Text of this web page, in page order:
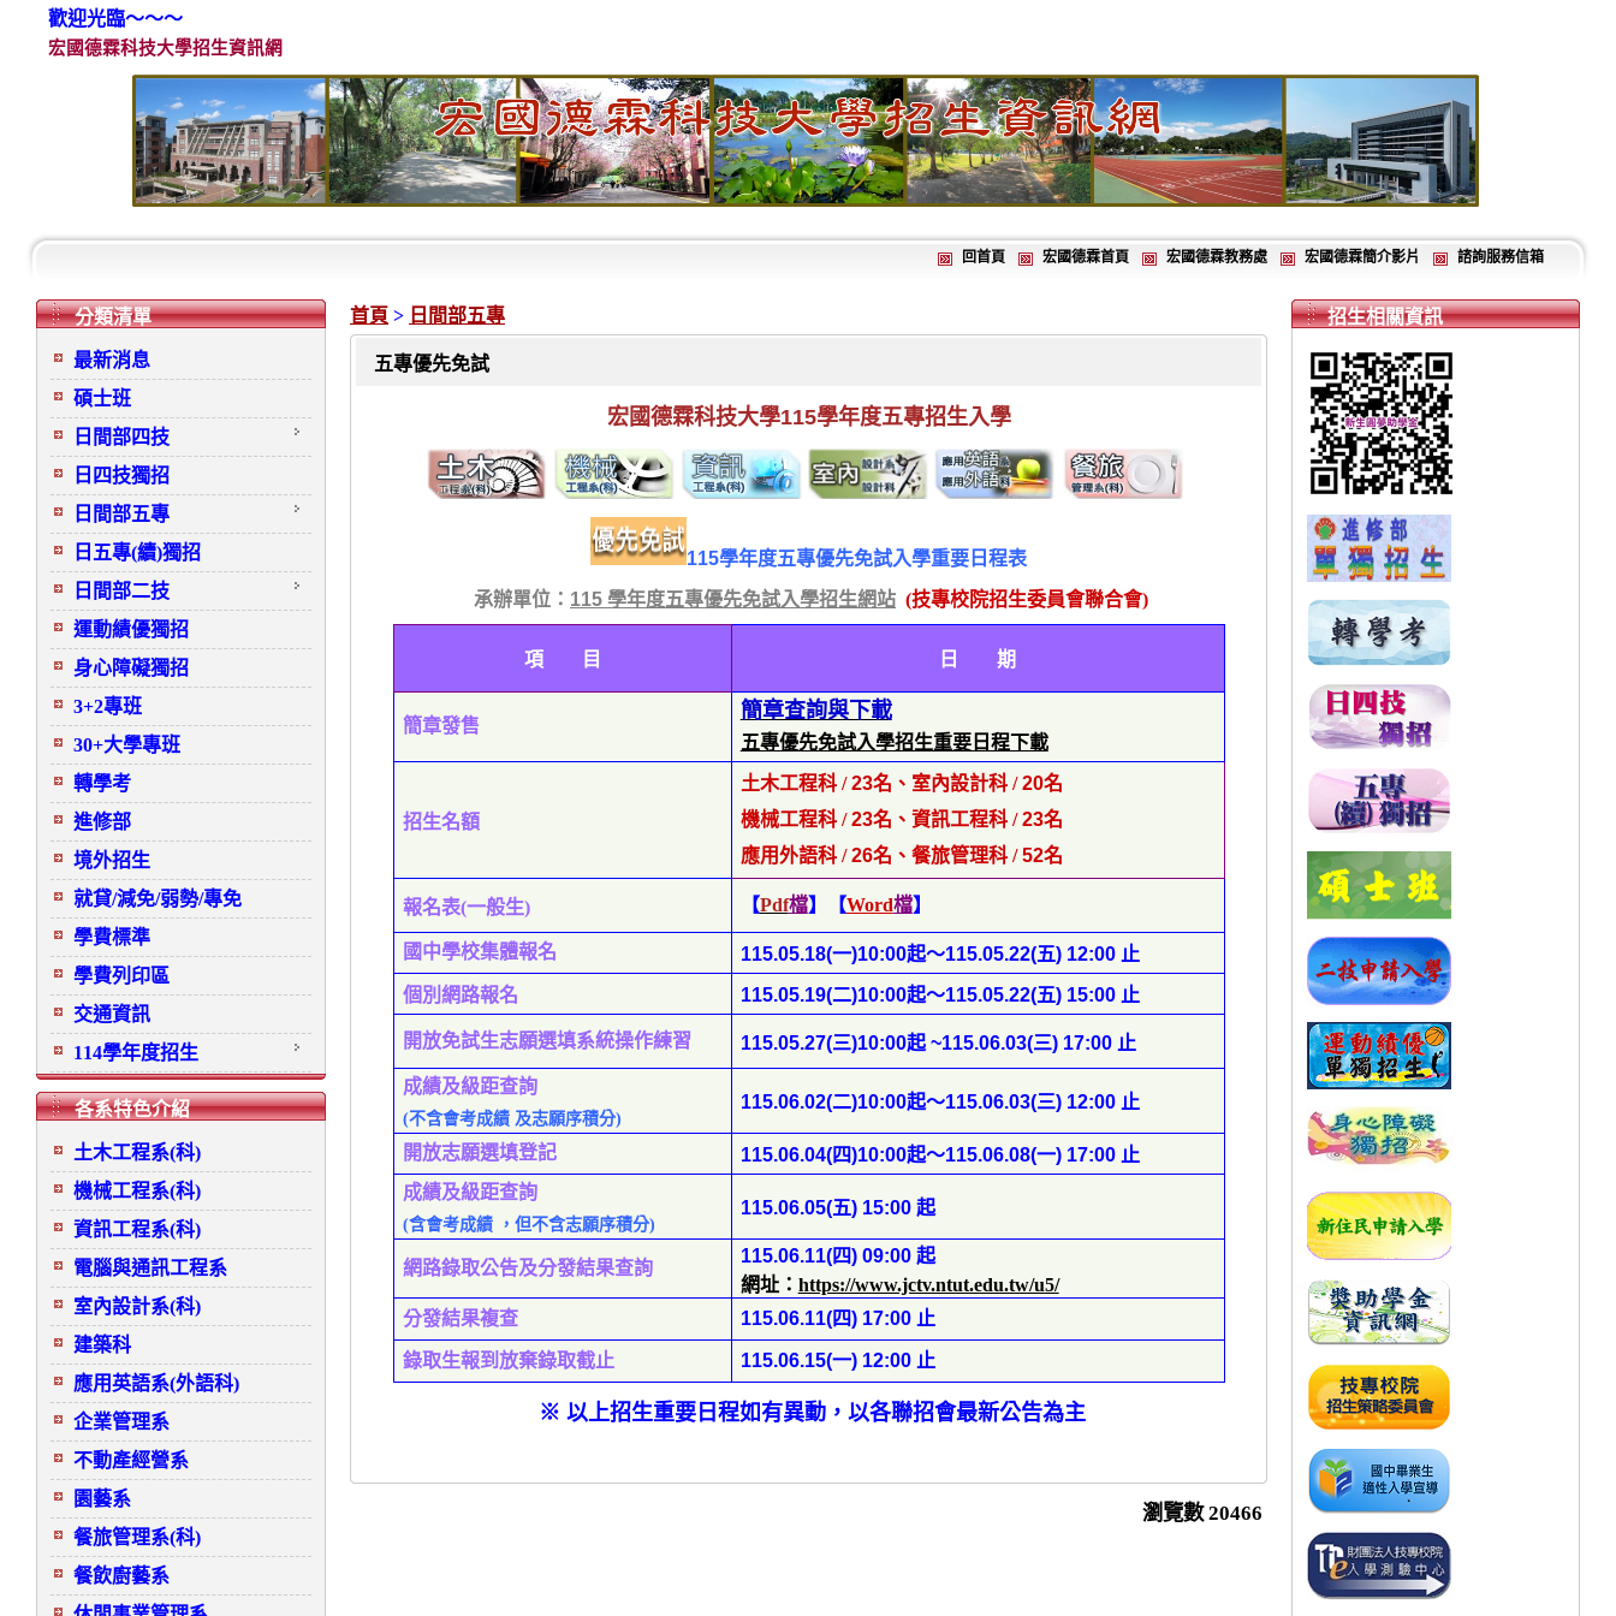
宏國德霖科技大學招生資訊網
歡迎光臨～～～
回首頁 宏國德霖首頁 宏國德霖教務處 宏國德霖簡介影片 諮詢服務信箱
分類清單
最新消息
碩士班
日間部四技
日四技獨招
日間部五專
日五專(續)獨招
日間部二技
運動績優獨招
身心障礙獨招
3+2專班
30+大學專班
轉學考
進修部
境外招生
就貸/減免/弱勢/專免
學費標準
學費列印區
交通資訊
114學年度招生
各系特色介紹
土木工程系(科)
機械工程系(科)
資訊工程系(科)
電腦與通訊工程系
室內設計系(科)
建築科
應用英語系(外語科)
企業管理系
不動產經營系
園藝系
餐旅管理系(科)
餐飲廚藝系
首頁 > 日間部五專
五專優先免試
宏國德霖科技大學115學年度五專招生入學
115學年度五專優先免試入學重要日程表
承辦單位： 115 學年度五專優先免試入學招生網站 (技專校院招生委員會聯合會)
項 目 日 期
簡章發售
簡章查詢與下載
五專優先免試入學招生重要日程下載
招生名額
土木工程科 /23名 、室內設計科 /20名
機械工程科 /23名 、資訊工程科 /23名
應用外語科 /26名 、餐旅管理科 /52名
報名表(一般生) 【Pdf檔】【Word檔】
國中學校集體報名 115.05.18(一)10:00起～115.05.22(五) 12:00 止
個別網路報名
115.05.19(二)10:00起～115.05.22(五) 15:00 止
開放免試生志願選填系統操作練習 115.05.27(三)10:00起~115.06.03(三) 17:00 止
成績及級距查詢
(不含會考成績 及志願序積分)
115.06.02(二)10:00起～115.06.03(三) 12:00 止
開放志願選填登記 115.06.04(四)10:00起～115.06.08(一) 17:00 止
成績及級距查詢
(含會考成績 ，但不含志願序積分)
115.06.05(五) 15:00 起
網路錄取公告及分發結果查詢
115.06.11(四) 09:00 起
網址： https://www.jctv.ntut.edu.tw/u5/
分發結果複查
115.06.11(四) 17:00 止
錄取生報到放棄錄取截止 115.06.15(一) 12:00 止
※ 以上招生重要日程如有異動，以各聯招會最新公告為主
瀏覽數20466
招生相關資訊